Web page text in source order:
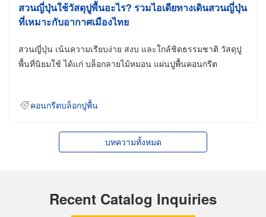
สวนญี่ปุ่นใช้วัสดุปูพื้นอะไร? รวมไอเดียทางเดินสวนญี่ปุ่น
ที่เหมาะกับอากาศเมืองไทย
สวนญี่ปุ่น เน้นความเรียบง่าย สงบ และใกล้ชิดธรรมชาติ วัสดุปู
พื้นที่นิยมใช้ ได้แก่ บล็อกลายไม้หมอน แผ่นปูพื้นคอนกรีต
คอนกรีตบล็อกปูพื้น
บทความทั้งหมด
Recent Catalog Inquiries